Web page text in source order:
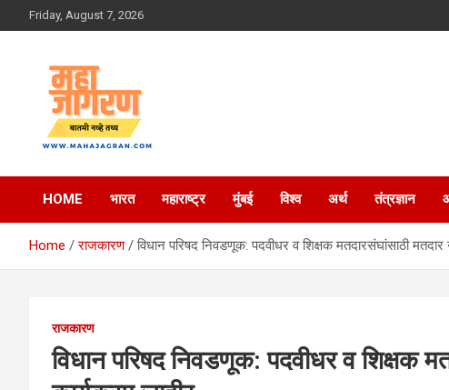
to
Friday, August 7, 2026
महा जागरण
HOME भारत महाराष्ट्र मुंबई विश्व अर्थ तंत्रज्ञान
Home राजकारण विधान परिषद निवडणूक: पदवीधर व शिक्षक मतदारसंघांसाठी मतदार
राजकारण
विधान परिषद निवडणूक: पदवीधर व शिक्षक